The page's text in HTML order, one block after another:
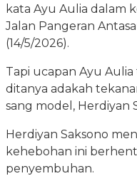
kata Ayu Aulia dalam
Jalan Pangeran
(14/5/2026).
Tapi ucapan Ayu
ditanya adakah
sang model, Herdiyan
Herdiyan Saksono
kehebohan ini
penyembuhan.